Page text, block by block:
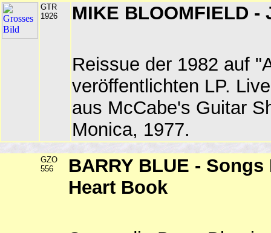
GTR
1926
MIKE BLOOMFIELD
Reissue der 1982 auf
veröffentlichten LP.
aus McCabe's Guitar
Monica, 1977.
GZO
556
BARRY BLUE -
Heart Book